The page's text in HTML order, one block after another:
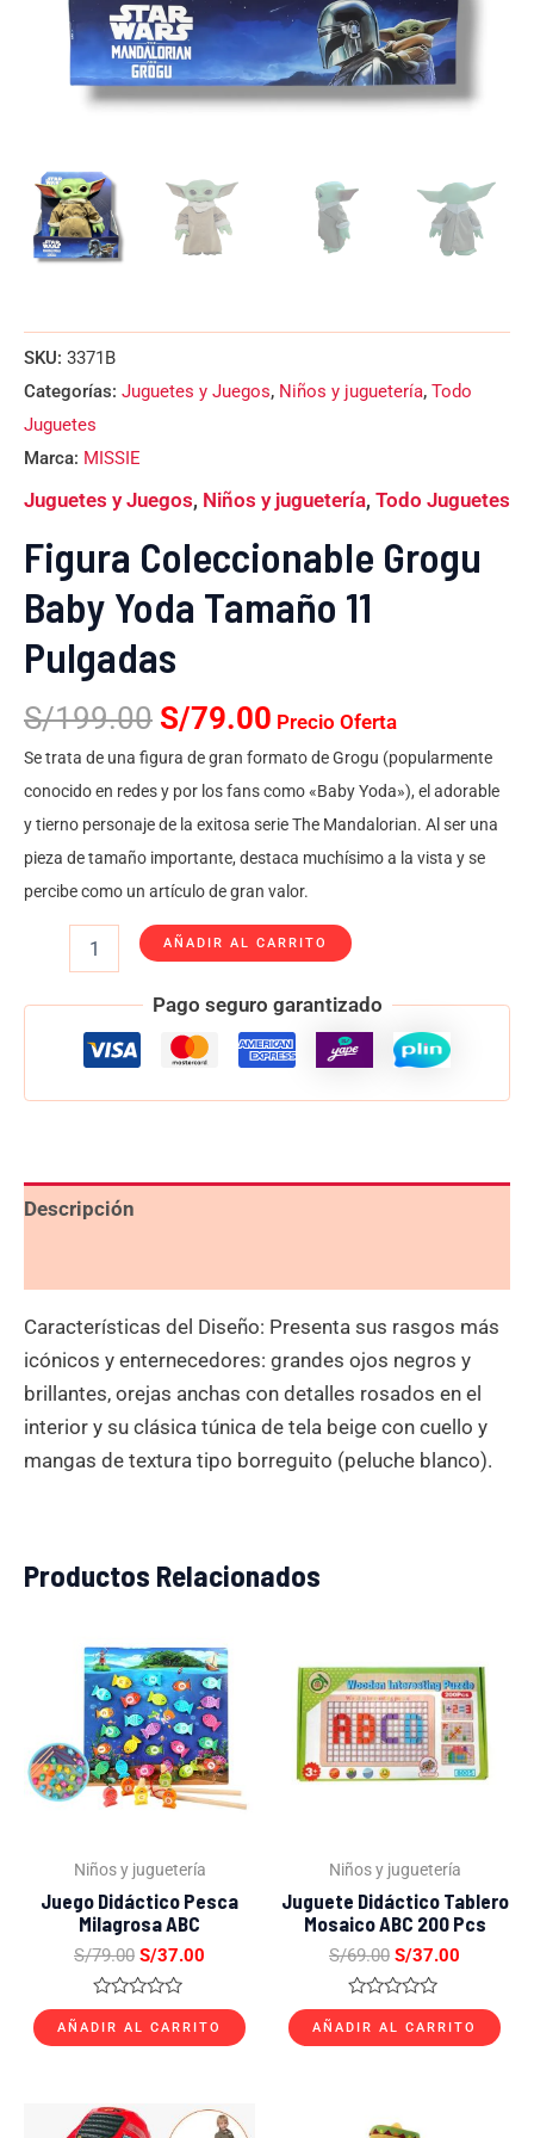
SKU: 3371B
Categorías: Juguetes y Juegos, Niños y juguetería, Todo
Juguetes
Marca: MISSIE
Juguetes y Juegos, Niños y juguetería, Todo Juguetes
Figura Coleccionable Grogu
Baby Yoda Tamaño 11
Pulgadas
S/199.00 S/79.00 Precio Oferta
Se trata de una figura de gran formato de Grogu (popularmente
conocido en redes y por los fans como «Baby Yoda»), el adorable
y tierno personaje de la exitosa serie The Mandalorian. Al ser una
pieza de tamaño importante, destaca muchísimo a la vista y se
percibe como un artículo de gran valor.
AÑADIR AL CARRITO
Pago seguro garantizado
Descripción
Características del Diseño: Presenta sus rasgos más
icónicos y enternecedores: grandes ojos negros y
brillantes, orejas anchas con detalles rosados en el
interior y su clásica túnica de tela beige con cuello y
mangas de textura tipo borreguito (peluche blanco).
Productos Relacionados
Niños y juguetería
Juego Didáctico Pesca
Milagrosa ABC
S/79.00
precio
original
era:
S/79.00.
S/37.00
precio
actual
es:
S/37.00.
Valorado
con
0
AÑADIR AL CARRITO
Niños y juguetería
Juguete Didáctico Tablero
Mosaico ABC 200 Pcs
S/69.00
original
era:
S/69.00.
S/37.00
actual
es:
S/37.00.
Valorado
con
0
AÑADIR AL CARRITO
El
El